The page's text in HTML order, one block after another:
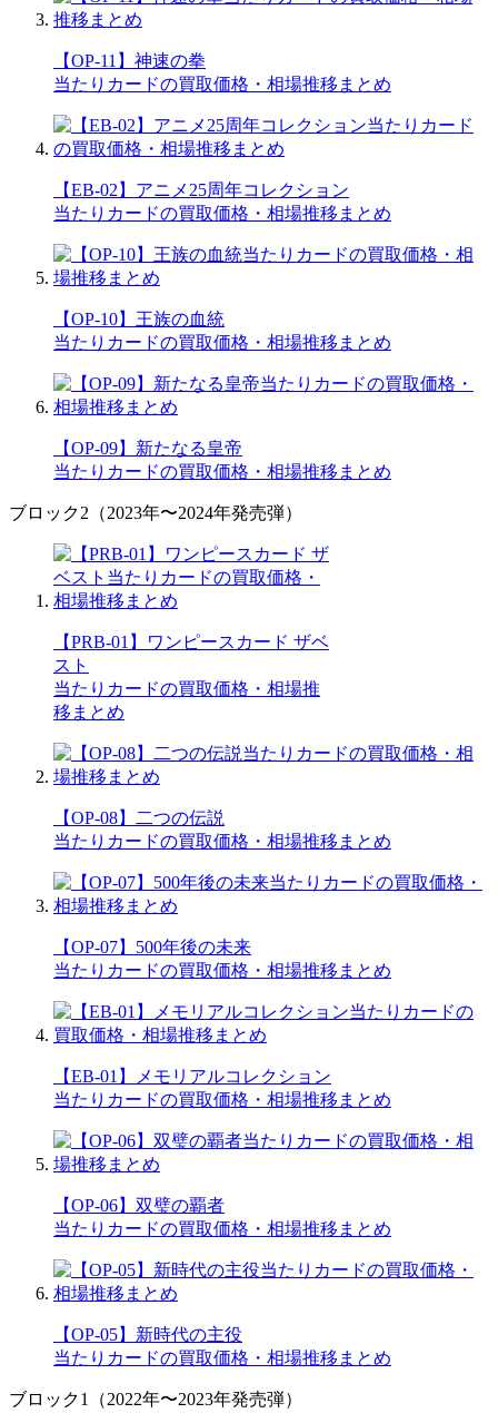
【OP-11】神速の拳
当たりカードの買取価格・相場推移まとめ
【EB-02】アニメ25周年コレクション
当たりカードの買取価格・相場推移まとめ
【OP-10】王族の血統
当たりカードの買取価格・相場推移まとめ
【OP-09】新たなる皇帝
当たりカードの買取価格・相場推移まとめ
ブロック2（2023年〜2024年発売弾）
【PRB-01】ワンピースカード ザベ
スト
当たりカードの買取価格・相場推
移まとめ
【OP-08】二つの伝説
当たりカードの買取価格・相場推移まとめ
【OP-07】500年後の未来
当たりカードの買取価格・相場推移まとめ
【EB-01】メモリアルコレクション
当たりカードの買取価格・相場推移まとめ
【OP-06】双璧の覇者
当たりカードの買取価格・相場推移まとめ
【OP-05】新時代の主役
当たりカードの買取価格・相場推移まとめ
ブロック1（2022年〜2023年発売弾）